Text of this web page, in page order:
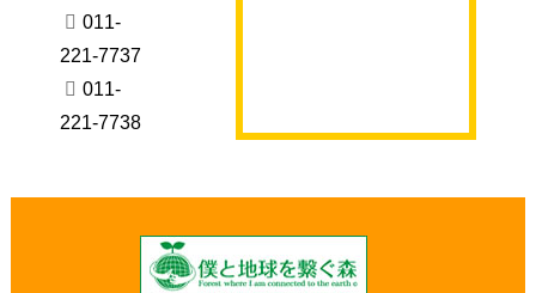
011-
221-7737
011-
221-7738